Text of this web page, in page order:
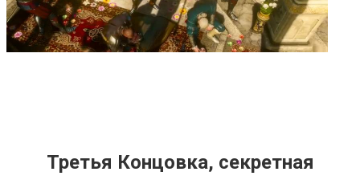
Третья Концовка, секретная